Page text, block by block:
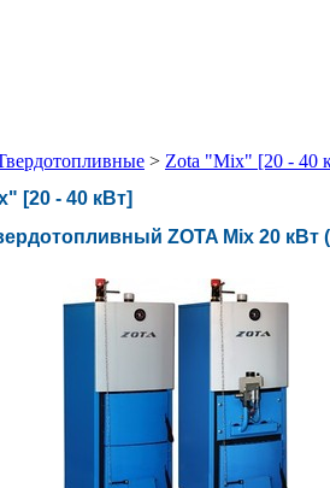
> Zota "Mix" [20 - 40
[20 - 40 кВт]
ZOTA Mix 20